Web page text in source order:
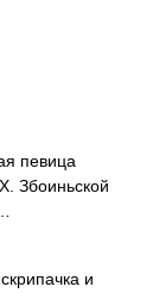
певица
Збоиньской
и